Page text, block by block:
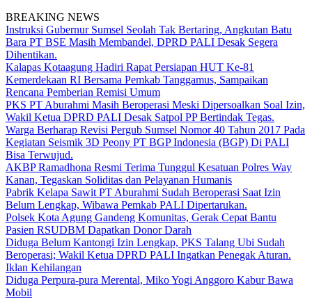
BREAKING NEWS
Instruksi Gubernur Sumsel Seolah Tak Bertaring, Angkutan Batu
Bara PT BSE Masih Membandel, DPRD PALI Desak Segera
Dihentikan.
Kalapas Kotaagung Hadiri Rapat Persiapan HUT Ke-81
Kemerdekaan RI Bersama Pemkab Tanggamus, Sampaikan
Rencana Pemberian Remisi Umum
PKS PT Aburahmi Masih Beroperasi Meski Dipersoalkan Soal Izin,
Wakil Ketua DPRD PALI Desak Satpol PP Bertindak Tegas.
Warga Berharap Revisi Pergub Sumsel Nomor 40 Tahun 2017 Pada
Kegiatan Seismik 3D Peony PT BGP Indonesia (BGP) Di PALI
Bisa Terwujud.
AKBP Ramadhona Resmi Terima Tunggul Kesatuan Polres Way
Kanan, Tegaskan Soliditas dan Pelayanan Humanis
Pabrik Kelapa Sawit PT Aburahmi Sudah Beroperasi Saat Izin
Belum Lengkap, Wibawa Pemkab PALI Dipertarukan.
Polsek Kota Agung Gandeng Komunitas, Gerak Cepat Bantu
Pasien RSUDBM Dapatkan Donor Darah
Diduga Belum Kantongi Izin Lengkap, PKS Talang Ubi Sudah
Beroperasi; Wakil Ketua DPRD PALI Ingatkan Penegak Aturan.
Iklan Kehilangan
Diduga Perpura-pura Merental, Miko Yogi Anggoro Kabur Bawa
Mobil